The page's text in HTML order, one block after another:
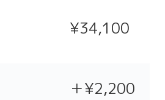
¥34,100
＋¥2,200